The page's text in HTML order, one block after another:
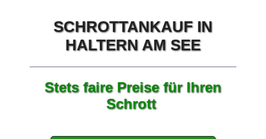
SCHROTTANKAUF IN
HALTERN AM SEE
Stets faire Preise für Ihren
Schrott